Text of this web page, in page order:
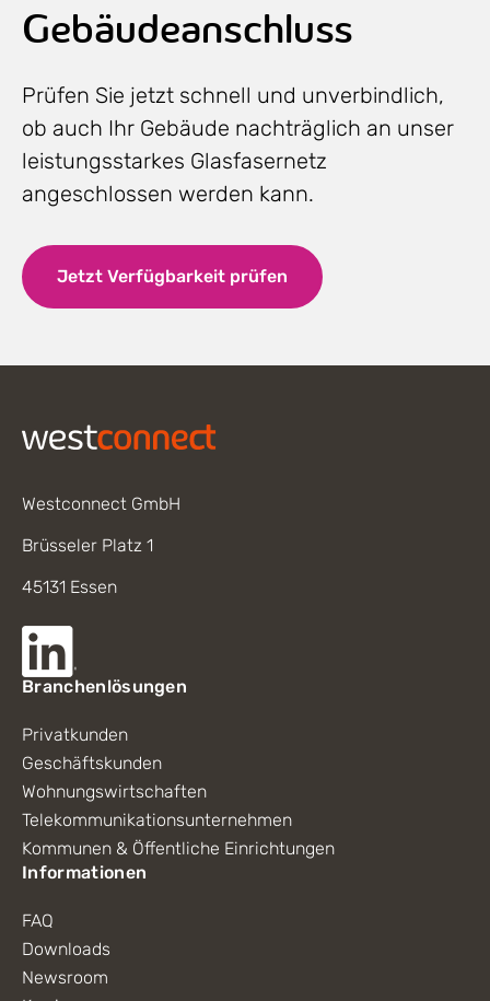
Gebäudeanschluss
Prüfen Sie jetzt schnell und unverbindlich,
ob auch Ihr Gebäude nachträglich an unser
leistungsstarkes Glasfasernetz
angeschlossen werden kann.
Jetzt Verfügbarkeit prüfen
Westconnect GmbH
Brüsseler Platz 1
45131 Essen
Branchenlösungen
Privatkunden
Geschäftskunden
Wohnungswirtschaften
Telekommunikationsunternehmen
Kommunen & Öffentliche Einrichtungen
Informationen
FAQ
Downloads
Newsroom